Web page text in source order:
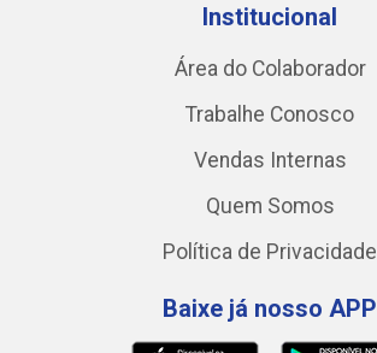
Institucional
Área do Colaborador
Trabalhe Conosco
Vendas Internas
Quem Somos
Política de Privacidade
Baixe já nosso APP